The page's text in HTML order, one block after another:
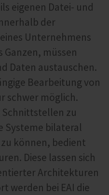
eigenen Datei- und
der
Unternehmens
Ganzen, müssen
Daten austauschen.
Bearbeitung von
schwer möglich.
zu
Systeme bilateral
können, bedient
Diese lassen sich
Architekturen
werden bei EAI die